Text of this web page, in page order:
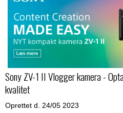
Sony ZV-1 II Vlogger kamera -
kvalitet
Oprettet d. 24/05 2023